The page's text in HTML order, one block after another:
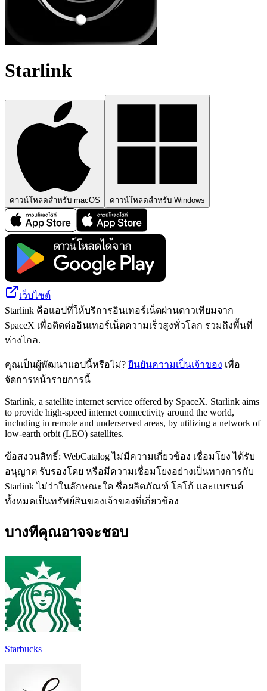
Starlink
ดาวน์โหลดสำหรับ macOS ดาวน์โหลดสำหรับ Windows
เว็บไซต์
Starlink คือแอปที่ให้บริการอินเทอร์เน็ตผ่านดาวเทียมจาก
SpaceX เพื่อติดต่ออินเทอร์เน็ตความเร็วสูงทั่วโลก รวมถึงพื้นที่
ห่างไกล.
คุณเป็นผู้พัฒนาแอปนี้หรือไม่? ยืนยันความเป็นเจ้าของ เพื่อ
จัดการหน้ารายการนี้
Starlink, a satellite internet service offered by SpaceX. Starlink aims
to provide high-speed internet connectivity around the world,
including in remote and underserved areas, by utilizing a network of
low-earth orbit (LEO) satellites.
ข้อสงวนสิทธิ์: WebCatalog ไม่มีความเกี่ยวข้อง เชื่อมโยง ได้รับ
อนุญาต รับรองโดย หรือมีความเชื่อมโยงอย่างเป็นทางการกับ
Starlink ไม่ว่าในลักษณะใด ชื่อผลิตภัณฑ์ โลโก้ และแบรนด์
ทั้งหมดเป็นทรัพย์สินของเจ้าของที่เกี่ยวข้อง
บางทีคุณอาจจะชอบ
Starbucks